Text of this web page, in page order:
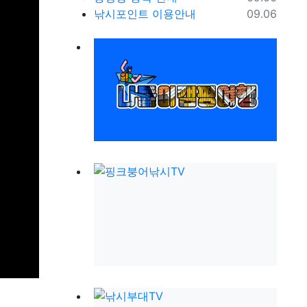
등록일
09.06
낚시포인트 이용안내